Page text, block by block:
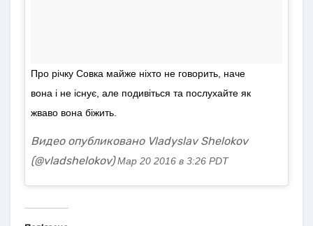
Про річку Совка майже ніхто не говорить, наче
вона і не існує, але подивіться та послухайте як
жваво вона біжить.
Видео опубликовано Vladyslav Shelokov
(@vladshelokov)Мар 20 2016 в 3:26 PDT